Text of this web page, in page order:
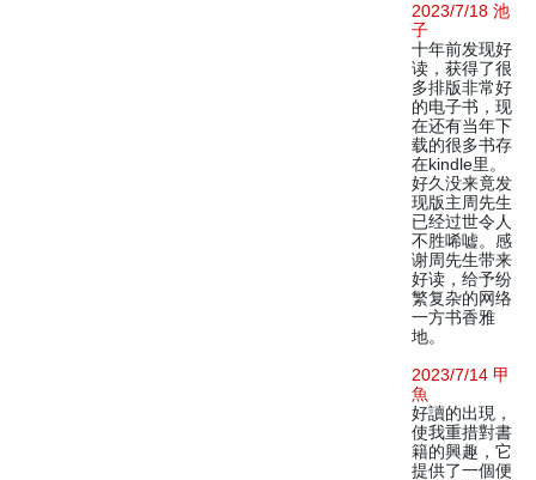
2023/7/18 池
子
十年前发现好
读，获得了很
多排版非常好
的电子书，现
在还有当年下
载的很多书存
在kindle里。
好久没来竟发
现版主周先生
已经过世令人
不胜唏嘘。感
谢周先生带来
好读，给予纷
繁复杂的网络
一方书香雅
地。
2023/7/14 甲
魚
好讀的出現，
使我重措對書
籍的興趣，它
提供了一個便